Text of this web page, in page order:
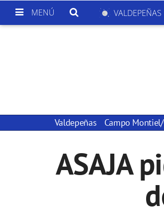
MENÚ VALDEPEÑAS
Valdepeñas Campo
ASAJA